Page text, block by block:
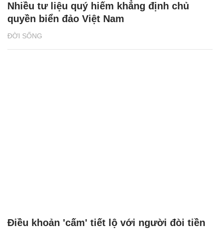
ĐỜI SỐNG
Nhiều tư liệu quý hiếm khẳng định chủ
quyền biển đảo Việt Nam
Điều khoản 'cấm' tiết lộ với người đòi tiền